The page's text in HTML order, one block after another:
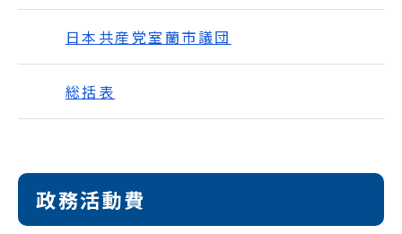
日本共産党室蘭市議団
総括表
政務活動費